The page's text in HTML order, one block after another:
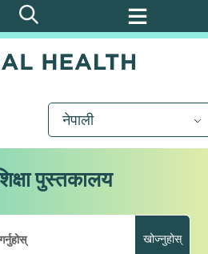
नेपाली
पुस्तकालय
खोज्नुहोस्